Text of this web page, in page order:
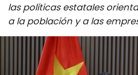
VIAJES
PUENTE DE
HISTORIAS
las políticas estatales
a la población y a las